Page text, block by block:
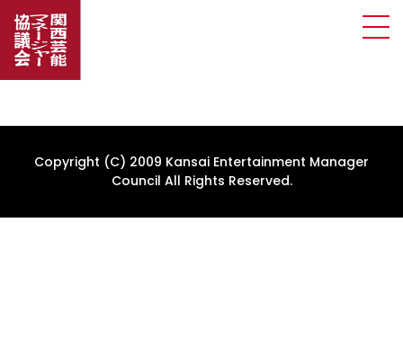
Copyright (C) 2009 Kansai Entertainment Manager
Council All Rights Reserved.